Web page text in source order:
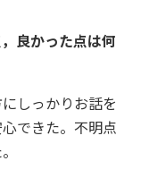
良かった点は何
しっかりお話を
できた。不明点